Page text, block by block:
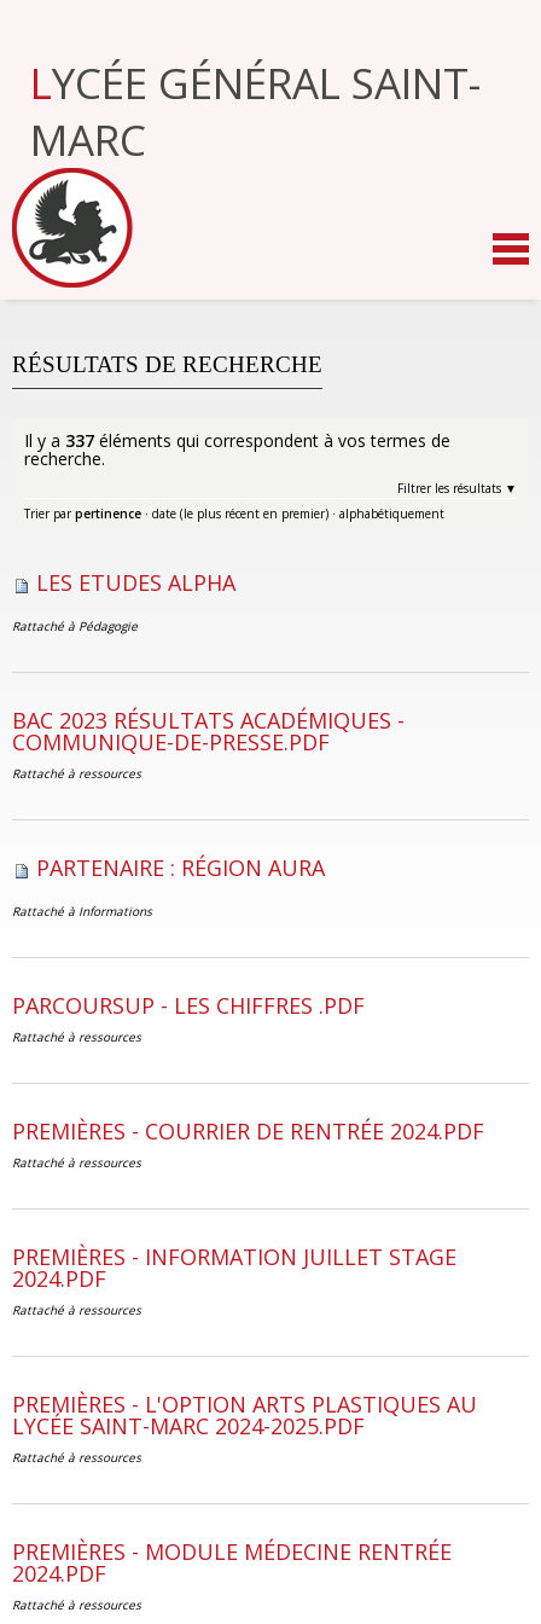
navigation
LYCÉE GÉNÉRAL SAINT-
MARC
RÉSULTATS DE RECHERCHE
Il y a 337 éléments qui correspondent à vos termes de
recherche.
Filtrer les résultats
Trier par pertinence · date (le plus récent en premier) · alphabétiquement
LES ETUDES ALPHA
Rattaché à Pédagogie
BAC 2023 RÉSULTATS ACADÉMIQUES -
COMMUNIQUE-DE-PRESSE.PDF
Rattaché à ressources
PARTENAIRE : RÉGION AURA
Rattaché à Informations
PARCOURSUP - LES CHIFFRES .PDF
Rattaché à ressources
PREMIÈRES - COURRIER DE RENTRÉE 2024.PDF
Rattaché à ressources
PREMIÈRES - INFORMATION JUILLET STAGE
2024.PDF
Rattaché à ressources
PREMIÈRES - L'OPTION ARTS PLASTIQUES AU
LYCÉE SAINT-MARC 2024-2025.PDF
Rattaché à ressources
PREMIÈRES - MODULE MÉDECINE RENTRÉE
2024.PDF
Rattaché à ressources